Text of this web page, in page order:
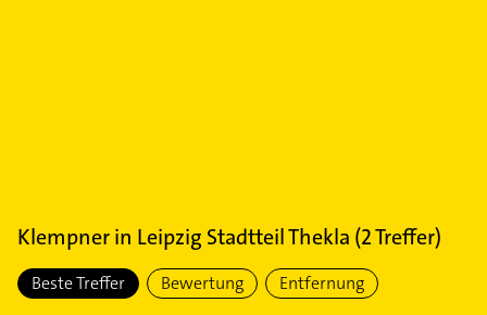
Klempnerin Leipzig Stadtteil Thekla (2Treffer)
Beste Treffer Bewertung Entfernung